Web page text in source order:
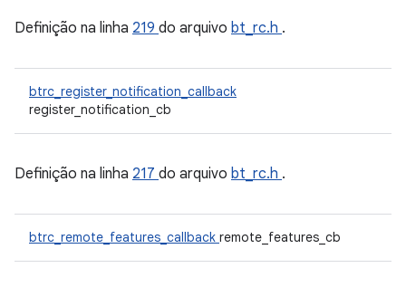
Definição na linha 219 do arquivo bt_rc.h .
btrc_register_notification_callback
register_notification_cb
Definição na linha 217 do arquivo bt_rc.h .
btrc_remote_features_callback remote_features_cb